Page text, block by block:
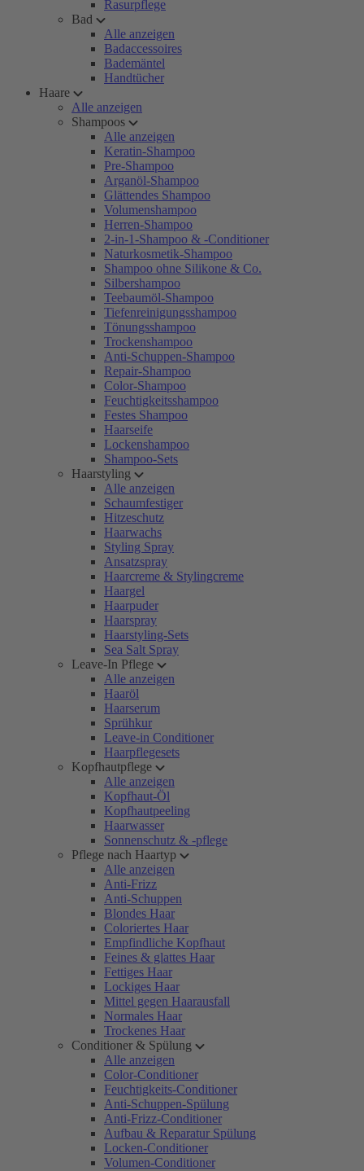
Rasurpflege
Bad
Alle anzeigen
Badaccessoires
Bademäntel
Handtücher
Haare
Alle anzeigen
Shampoos
Alle anzeigen
Keratin-Shampoo
Pre-Shampoo
Arganöl-Shampoo
Glättendes Shampoo
Volumenshampoo
Herren-Shampoo
2-in-1-Shampoo & -Conditioner
Naturkosmetik-Shampoo
Shampoo ohne Silikone & Co.
Silbershampoo
Teebaumöl-Shampoo
Tiefenreinigungsshampoo
Tönungsshampoo
Trockenshampoo
Anti-Schuppen-Shampoo
Repair-Shampoo
Color-Shampoo
Feuchtigkeitsshampoo
Festes Shampoo
Haarseife
Lockenshampoo
Shampoo-Sets
Haarstyling
Alle anzeigen
Schaumfestiger
Hitzeschutz
Haarwachs
Styling Spray
Ansatzspray
Haarcreme & Stylingcreme
Haargel
Haarpuder
Haarspray
Haarstyling-Sets
Sea Salt Spray
Leave-In Pflege
Alle anzeigen
Haaröl
Haarserum
Sprühkur
Leave-in Conditioner
Haarpflegesets
Kopfhautpflege
Alle anzeigen
Kopfhaut-Öl
Kopfhautpeeling
Haarwasser
Sonnenschutz & -pflege
Pflege nach Haartyp
Alle anzeigen
Anti-Frizz
Anti-Schuppen
Blondes Haar
Coloriertes Haar
Empfindliche Kopfhaut
Feines & glattes Haar
Fettiges Haar
Lockiges Haar
Mittel gegen Haarausfall
Normales Haar
Trockenes Haar
Conditioner & Spülung
Alle anzeigen
Color-Conditioner
Feuchtigkeits-Conditioner
Anti-Schuppen-Spülung
Anti-Frizz-Conditioner
Aufbau & Reparatur Spülung
Locken-Conditioner
Volumen-Conditioner